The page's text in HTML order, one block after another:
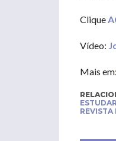
Clique
Vídeo:
Mais em:
REVISTA